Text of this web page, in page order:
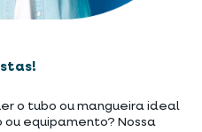
o tubo ou mangueira ideal
equipamento? Nossa